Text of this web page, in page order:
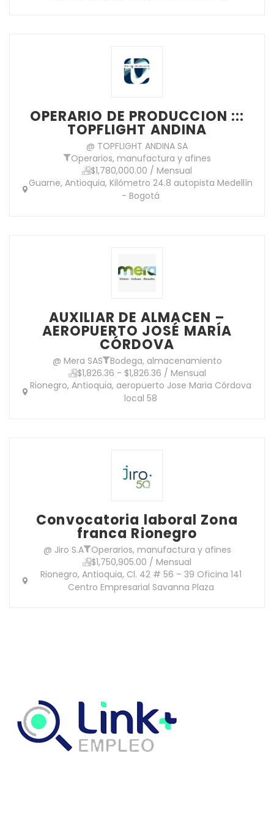
OPERARIO DE PRODUCCION :::
TOPFLIGHT ANDINA
@ TOPFLIGHT ANDINA SA
Operarios, manufactura y afines
$1,780,000.00 / Mensual
Guarne, Antioquia, Kilómetro 24.8 autopista Medellín
- Bogotá
AUXILIAR DE ALMACEN –
AEROPUERTO JOSÉ MARÍA
CÓRDOVA
@ Mera SAS
Bodega, almacenamiento
$1,826.36 - $1,826.36 / Mensual
Rionegro, Antioquia, aeropuerto Jose Maria Córdova
local 58
Convocatoria laboral Zona
franca Rionegro
@ Jiro S.A Operarios, manufactura y afines
$1,750,905.00 / Mensual
Rionegro, Antioquia, Cl. 42 # 56 – 39 Oficina 141
Centro Empresarial Savanna Plaza